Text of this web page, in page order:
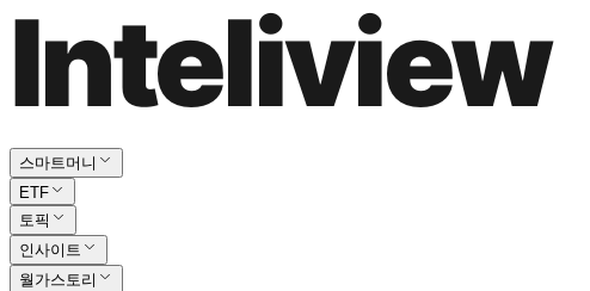
스마트머니
ETF
토픽
인사이트
월가스토리